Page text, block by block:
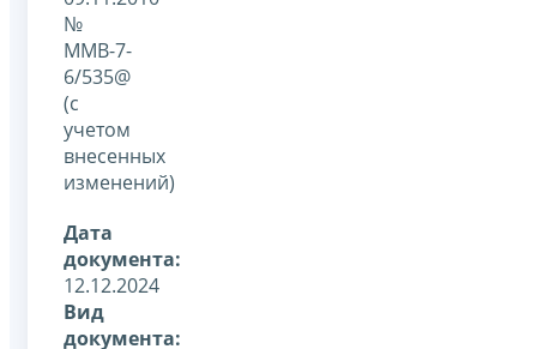
№
ММВ-7-
6/535@
(с
учетом
внесенных
изменений)
Дата
документа:
12.12.2024
Вид
документа: